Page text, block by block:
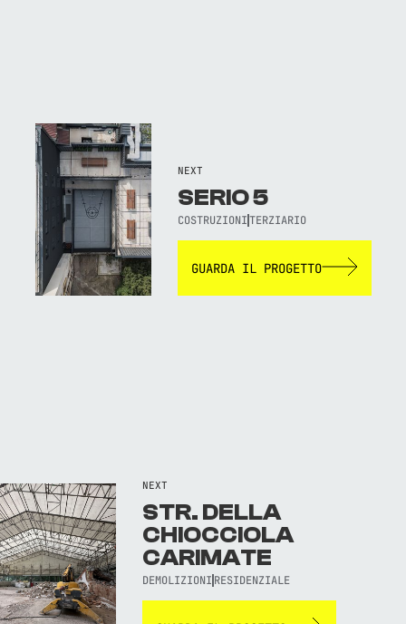
NEXT
SERIO 5
COSTRUZIONITERZIARIO
GUARDA IL PROGETTO
NEXT
STR. DELLA
CHIOCCIOLA
CARIMATE
DEMOLIZIONI RESIDENZIALE